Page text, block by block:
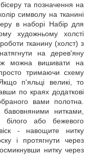
та позначення на
символу на тканині
в наборі Набір для
художньому холсті
тканину (холст) з
на дерев'яну
можна вишивати на
тримаючи схему
п'яльці великі, то
по краях додаткові
вами полотна.
нитками,
білого або бежевого
- навощите нитку
і протягнути через
нитку через